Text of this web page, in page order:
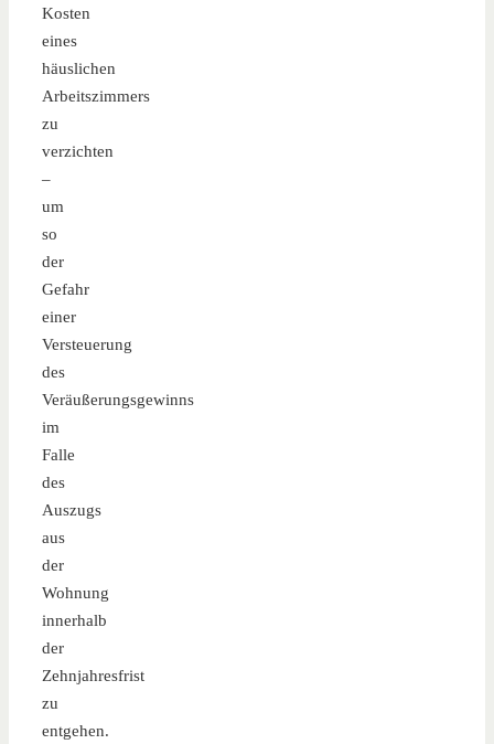
Kosten
eines
häuslichen
Arbeitszimmers
zu
verzichten
–
um
so
der
Gefahr
einer
Versteuerung
des
Veräußerungsgewinns
im
Falle
des
Auszugs
aus
der
Wohnung
innerhalb
der
Zehnjahresfrist
zu
entgehen.